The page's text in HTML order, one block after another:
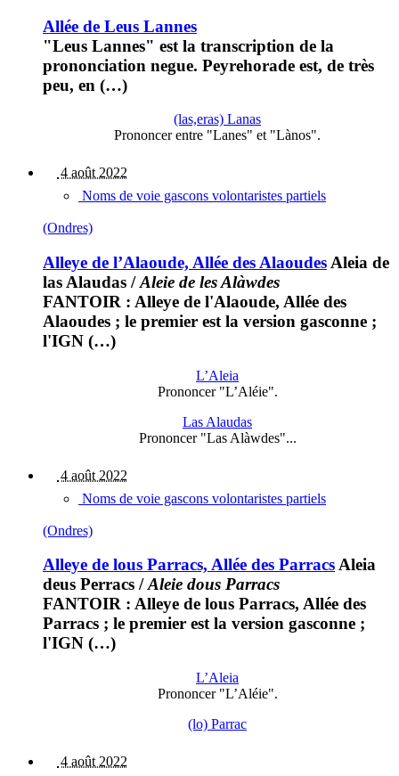
Allée de Leus Lannes
"Leus Lannes" est la transcription de la
prononciation negue. Peyrehorade est, de très
peu, en (…)
(las,eras) Lanas
Prononcer entre "Lanes" et "Lànos".
4 août 2022
Noms de voie gascons volontaristes partiels
(Ondres)
Alleye de l’Alaoude, Allée des Alaoudes Aleia de
las Alaudas /Aleie de les Alàwdes
FANTOIR : Alleye de l'Alaoude, Allée des
Alaoudes ; le premier est la version gasconne ;
l'IGN (…)
L’Aleia
Prononcer "L’Aléie".
Las Alaudas
Prononcer "Las Alàwdes"...
4 août 2022
Noms de voie gascons volontaristes partiels
(Ondres)
Alleye de lous Parracs, Allée des ParracsAleia
deus Perracs /Aleie dous Parracs
FANTOIR : Alleye de lous Parracs, Allée des
Parracs ; le premier est la version gasconne ;
l'IGN (…)
L’Aleia
Prononcer "L’Aléie".
(lo) Parrac
4 août 2022